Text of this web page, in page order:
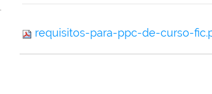
requisitos-para-ppc-de-curso-